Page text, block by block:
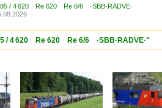
/ 4 620 Re 620 Re 6/6 ·SBB·RADVE·
/ 4 620 Re 620 Re 6/6 ·SBB·RADVE·"